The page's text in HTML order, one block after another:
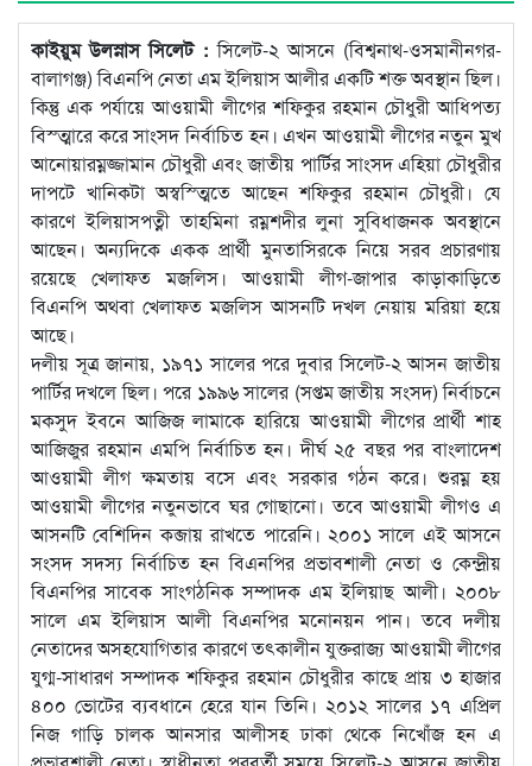
কাইয়ুম উলস্নাস সিলেট : সিলেট-২ আসনে (বিশ্বনাথ-ওসমানীনগর-
বালাগঞ্জ) বিএনপি নেতা এম ইলিয়াস আলীর একটি শক্ত অবস্থান ছিল।
কিন্তু এক পর্যায়ে আওয়ামী লীগের শফিকুর রহমান চৌধুরী আধিপত্য
বিস্ত্মারে করে সাংসদ নির্বাচিত হন। এখন আওয়ামী লীগের নতুন মুখ
আনোয়ারম্নজ্জামান চৌধুরী এবং জাতীয় পার্টির সাংসদ এহিয়া চৌধুরীর
দাপটে খানিকটা অস্বস্ত্মিতে আছেন শফিকুর রহমান চৌধুরী। যে
কারণে ইলিয়াসপত্নী তাহমিনা রম্নশদীর লুনা সুবিধাজনক অবস্থানে
আছেন। অন্যদিকে একক প্রার্থী মুনতাসিরকে নিয়ে সরব প্রচারণায়
রয়েছে খেলাফত মজলিস। আওয়ামী লীগ-জাপার কাড়াকাড়িতে
বিএনপি অথবা খেলাফত মজলিস আসনটি দখল নেয়ায় মরিয়া হয়ে
আছে।
দলীয় সূত্র জানায়, ১৯৭১ সালের পরে দুবার সিলেট-২ আসন জাতীয়
পার্টির দখলে ছিল। পরে ১৯৯৬ সালের (সপ্তম জাতীয় সংসদ) নির্বাচনে
মকসুদ ইবনে আজিজ লামাকে হারিয়ে আওয়ামী লীগের প্রার্থী শাহ
আজিজুর রহমান এমপি নির্বাচিত হন। দীর্ঘ ২৫ বছর পর বাংলাদেশ
আওয়ামী লীগ ক্ষমতায় বসে এবং সরকার গঠন করে। শুরম্ন হয়
আওয়ামী লীগের নতুনভাবে ঘর গোছানো। তবে আওয়ামী লীগও এ
আসনটি বেশিদিন কব্জায় রাখতে পারেনি। ২০০১ সালে এই আসনে
সংসদ সদস্য নির্বাচিত হন বিএনপির প্রভাবশালী নেতা ও কেন্দ্রীয়
বিএনপির সাবেক সাংগঠনিক সম্পাদক এম ইলিয়াছ আলী। ২০০৮
সালে এম ইলিয়াস আলী বিএনপির মনোনয়ন পান। তবে দলীয়
নেতাদের অসহযোগিতার কারণে তৎকালীন যুক্তরাজ্য আওয়ামী লীগের
যুগ্ম-সাধারণ সম্পাদক শফিকুর রহমান চৌধুরীর কাছে প্রায় ৩ হাজার
৪০০ ভোটের ব্যবধানে হেরে যান তিনি। ২০১২ সালের ১৭ এপ্রিল
নিজ গাড়ি চালক আনসার আলীসহ ঢাকা থেকে নিখোঁজ হন এ